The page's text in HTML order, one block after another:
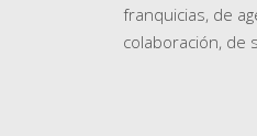
franquicias, de
colaboración, de